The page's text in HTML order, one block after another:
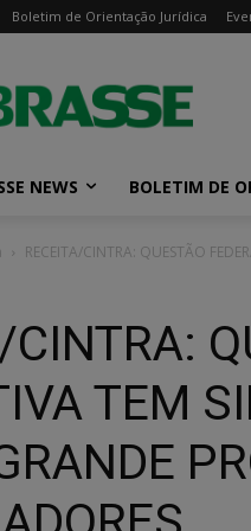
Boletim de Orientação Jurídica
NEWS BOLETIM DE
RECEITA/CINTRA: QUESTÃO
CINTRA:
TEM